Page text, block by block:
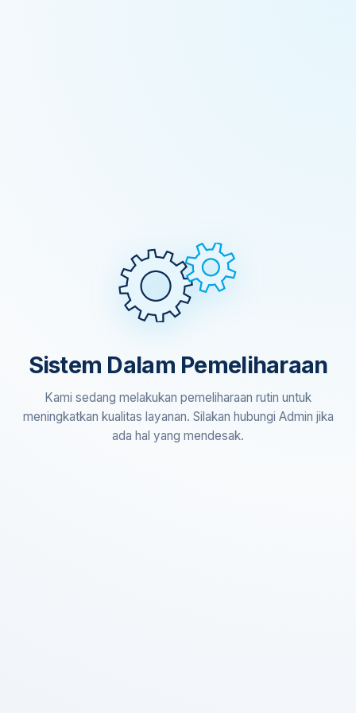
Sistem Dalam Pemeliharaan
Kami sedang melakukan pemeliharaan rutin untuk
meningkatkan kualitas layanan. Silakan hubungi Admin jika
ada hal yang mendesak.